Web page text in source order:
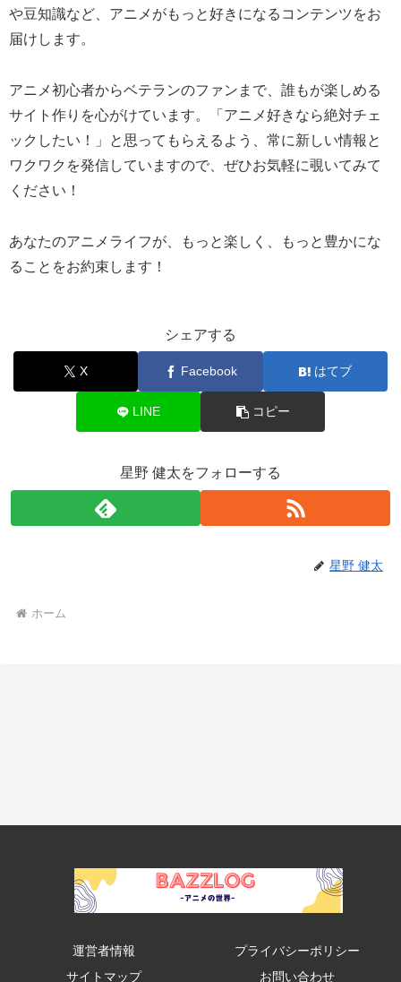
や豆知識など、アニメがもっと好きになるコンテンツをお
届けします。
アニメ初心者からベテランのファンまで、誰もが楽しめる
サイト作りを心がけています。「アニメ好きなら絶対チェ
ックしたい！」と思ってもらえるよう、常に新しい情報と
ワクワクを発信していますので、ぜひお気軽に覗いてみて
ください！
あなたのアニメライフが、もっと楽しく、もっと豊かにな
ることをお約束します！
シェアする
X Facebook はてブ
LINE コピー
星野 健太をフォローする
星野 健太
ホーム
運営者情報
プライバシーポリシー
サイトマップ
お問い合わせ